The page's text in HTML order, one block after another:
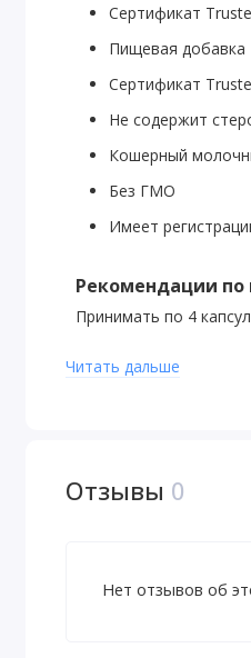
Сертификат
Пищевая добавка
Сертификат
Не содержит
Кошерный
Без ГМО
Имеет
Рекомендации
Принимать по 4
Предупреждения
Читать дальше
Отзывы 0
Нет отзывов об